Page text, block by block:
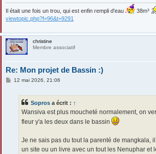
Il était une fois un trou, qui est enfin rempli d'eau
38m³
viewtopic.php?f=96&t=9291
christine
Membre associatif
Re: Mon projet de Bassin :)
M12 mai 2026, 21:06
Sopros a écrit : ↑
Wansiva est plus moucheté normalement, on
fleur y'a les deux dans le bassin
Je ne sais pas du tout la parenté de mangkala,
un site ou un livre avec un tout les Nenuphar et